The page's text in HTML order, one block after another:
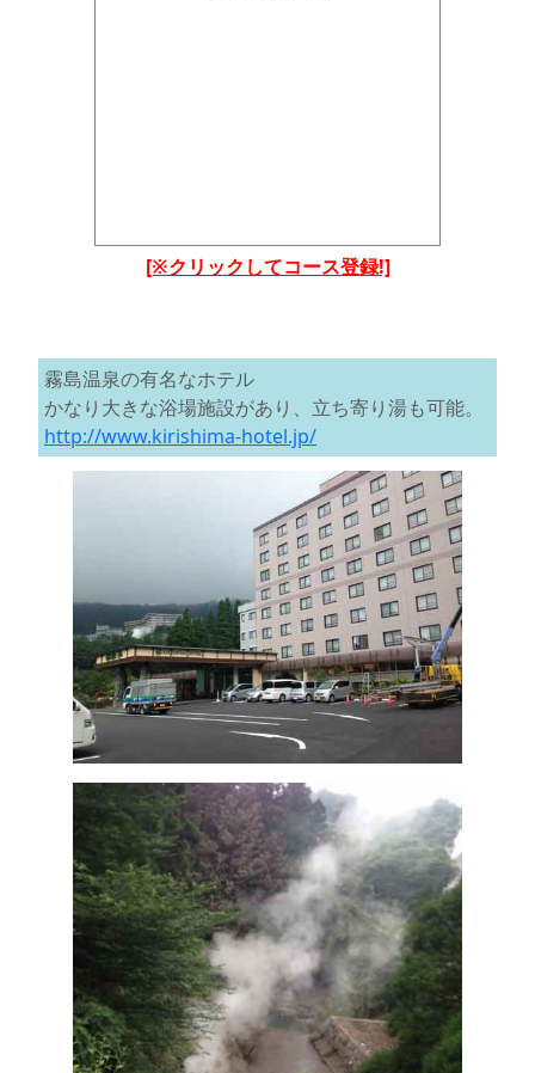
[※クリックしてコース登録!]
霧島温泉の有名なホテル
かなり大きな浴場施設があり、立ち寄り湯も可能。
http://www.kirishima-hotel.jp/